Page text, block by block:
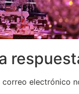
electrónico